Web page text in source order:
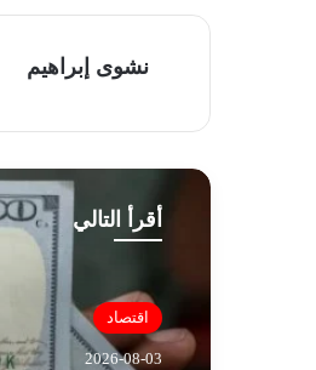
نشوى إبراهيم
أقرأ التالي
اقتصاد
2026-08-03